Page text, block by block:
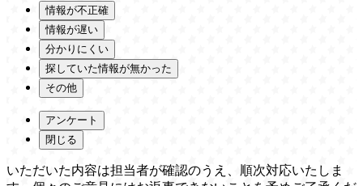
情報が不正確
情報が遅い
分かりにくい
探していた情報が無かった
その他
アンケート
閉じる
いただいた内容は担当者が確認のうえ、順次対応いたしま